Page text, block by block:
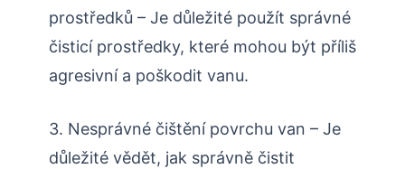
prostředků – Je důležité použít správné
čisticí prostředky, které mohou být příliš
agresivní a poškodit vanu.
3. Nesprávné čištění povrchu van – Je
důležité vědět, jak správně čistit